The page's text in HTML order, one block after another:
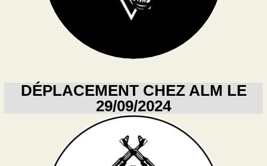
DÉPLACEMENT CHEZ ALM LE
29/09/2024